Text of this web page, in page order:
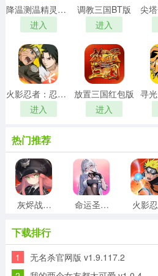
降温测温精灵手机最新版
进入
调教三国BT版
进入
尖
火影忍者：忍者新世代直装版
进入
放置三国红包版
进入
寻
热门推荐
灰烬战线网易版 命运圣契360版
长安幻想离线版 棕色尘埃2国际服游戏安装包
下载排行
1 无名杀官网版 v1.9.117.2